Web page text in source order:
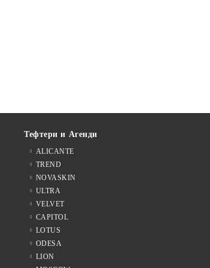
Тефтери и Агенди
ALICANTE
TREND
NOVASKIN
ULTRA
VELVET
CAPITOL
LOTUS
ODESA
LION